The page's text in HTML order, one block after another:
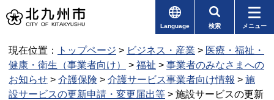
Language 検索 メニュー
現在位置： トップページ > ビジネス・産業 > 医療・福祉・
健康・衛生（事業者向け）
> 福祉 > 事業者のみなさまへの
お知らせ > 介護保険 > 介護サービス事業者向け情報 > 施
設サービスの更新申請・変更届出等 > 施設サービスの更新